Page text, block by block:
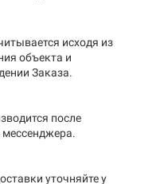
исходя из
объекта и
Заказа.
после
мессенджера.
уточняйте у